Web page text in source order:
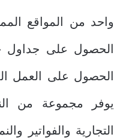
واحد من المواقع
الحصول على جداول
الحصول على العمل
يوفر مجموعة من
التجارية والفواتير